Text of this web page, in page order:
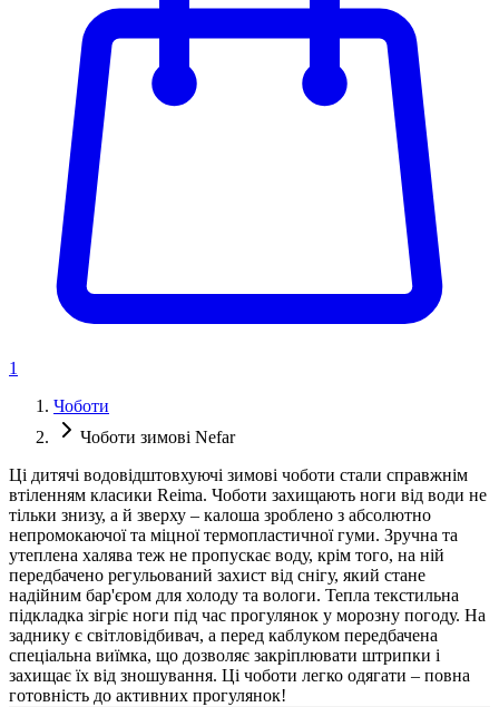
1
Чоботи
Чоботи зимові Nefar
Ці дитячі водовідштовхуючі зимові чоботи стали справжнім
втіленням класики Reima. Чоботи захищають ноги від води не
тільки знизу, а й зверху – калоша зроблено з абсолютно
непромокаючої та міцної термопластичної гуми. Зручна та
утеплена халява теж не пропускає воду, крім того, на ній
передбачено регульований захист від снігу, який стане
надійним бар'єром для холоду та вологи. Тепла текстильна
підкладка зігріє ноги під час прогулянок у морозну погоду. На
заднику є світловідбивач, а перед каблуком передбачена
спеціальна виїмка, що дозволяє закріплювати штрипки і
захищає їх від зношування. Ці чоботи легко одягати – повна
готовність до активних прогулянок!